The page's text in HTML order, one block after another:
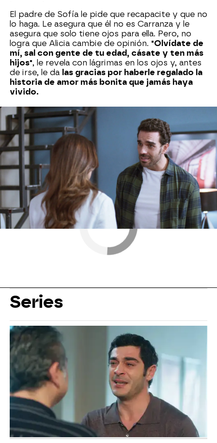
El padre de Sofía le pide que recapacite y que no
lo haga. Le asegura que él no es Carranza y le
asegura que solo tiene ojos para ella. Pero, no
logra que Alicia cambie de opinión. "Olvídate de
mí, sal con gente de tu edad, cásate y ten más
hijos", le revela con lágrimas en los ojos y, antes
de irse, le da las gracias por haberle regalado la
historia de amor más bonita que jamás haya
vivido.
Nova » Series » Si nos dejan » Mejores momentos
Series